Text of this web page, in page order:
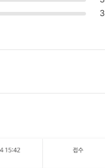
자로 제한하여 사용되
.
맥 폐색질환 환자에게
, 코 건조, 코 부종, 위
3